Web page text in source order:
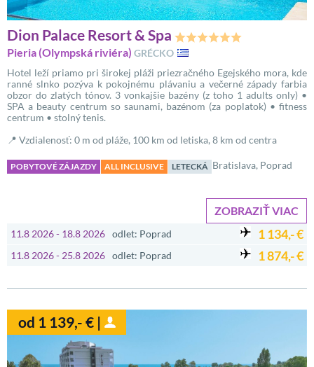
Dion Palace Resort & Spa
Pieria (Olympská riviéra) GRÉCKO
Hotel leží priamo pri širokej pláži priezračného Egejského mora, kde
ranné slnko pozýva k pokojnému plávaniu a večerné západy farbia
obzor do zlatých tónov. 3 vonkajšie bazény (z toho 1 adults only) •
SPA a beauty centrum so saunami, bazénom (za poplatok) • fitness
centrum • stolný tenis.
📍 Vzdialenosť: 0 m od pláže, 100 km od letiska, 8 km od centra
POBYTOVÉ ZÁJAZDY ALL INCLUSIVE LETECKÁ Bratislava, Poprad
ZOBRAZIŤ VIAC
11.8 2026 - 18.8 2026 odlet: Poprad 1 134,- €
11.8 2026 - 25.8 2026 odlet: Poprad 1 874,- €
od 1 139,- € |